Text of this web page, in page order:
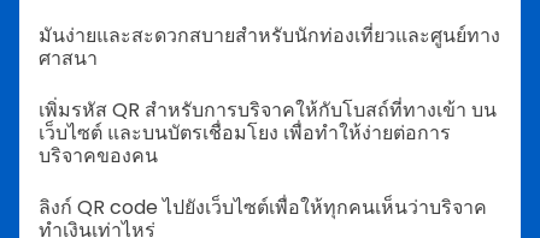
มันง่ายและสะดวกสบายสำหรับนักท่องเที่ยวและศูนย์ทาง
ศาสนา
เพิ่มรหัส QR สำหรับการบริจาคให้กับโบสถ์ที่ทางเข้า บน
เว็บไซต์ และบนบัตรเชื่อมโยง เพื่อทำให้ง่ายต่อการ
บริจาคของคน
ลิงก์ QR code ไปยังเว็บไซต์เพื่อให้ทุกคนเห็นว่าบริจาค
ทำเงินเท่าไหร่